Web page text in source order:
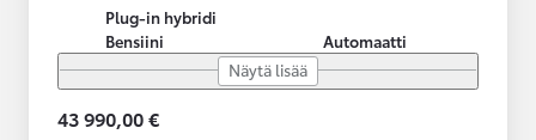
Plug-in hybridi
Bensiini
Automaatti
Näytä lisää
43 990,00 €